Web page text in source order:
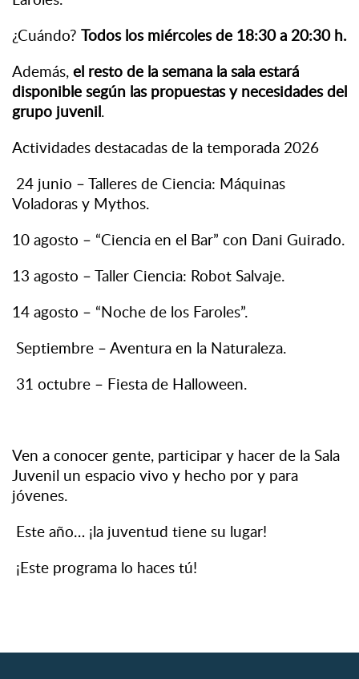
¿Cuándo? Todos los miércoles de 18:30 a 20:30 h.
Además, el resto de la semana la sala estará
disponible según las propuestas y necesidades del
grupo juvenil.
Actividades destacadas de la temporada 2026
24 junio – Talleres de Ciencia: Máquinas
Voladoras y Mythos.
10 agosto – “Ciencia en el Bar” con Dani Guirado.
13 agosto – Taller Ciencia: Robot Salvaje.
14 agosto – “Noche de los Faroles”.
Septiembre – Aventura en la Naturaleza.
31 octubre – Fiesta de Halloween.
Ven a conocer gente, participar y hacer de la Sala
Juvenil un espacio vivo y hecho por y para
jóvenes.
Este año… ¡la juventud tiene su lugar!
¡Este programa lo haces tú!